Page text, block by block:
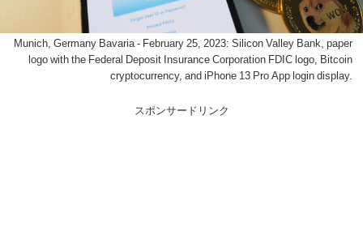
Munich, Germany Bavaria - February 25, 2023: Silicon Valley Bank, paper
logo with the Federal Deposit Insurance Corporation FDIC logo, Bitcoin
cryptocurrency, and iPhone 13 Pro App login display.
スポンサードリンク